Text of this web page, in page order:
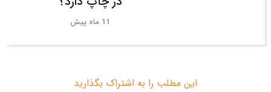
11 ماه پیش
این مطلب را به اشتراک بگذارید